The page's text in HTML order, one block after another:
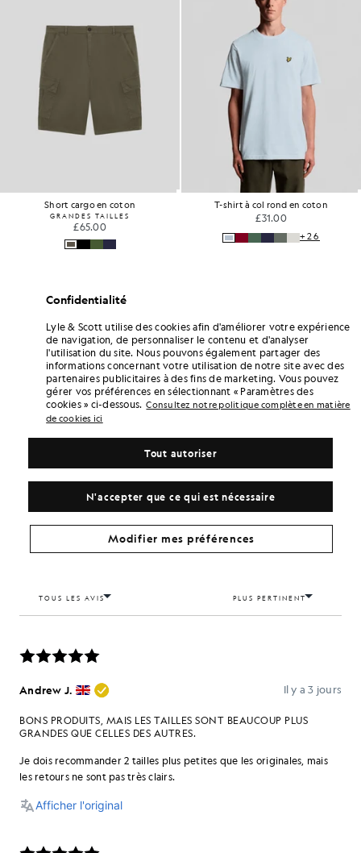
Short cargo en coton
GRANDES TAILLES
£65.00
T-shirt à col rond en coton
£31.00
+26
Confidentialité
Lyle & Scott utilise des cookies afin d'améliorer votre expérience
de navigation, de personnaliser le contenu et d'analyser
l'utilisation du site. Nous pouvons également partager des
informations concernant votre utilisation de notre site avec des
partenaires publicitaires à des fins de marketing. Vous pouvez
gérer vos préférences en sélectionnant « Paramètres des
cookies » ci-dessous. Consultez notre politique complète en matière
de cookies ici
N'accepter que ce qui est nécessaire
Tout autoriser
Modifier mes préférences